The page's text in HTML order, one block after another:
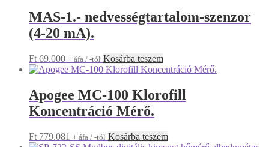
MAS-1.- nedvességtartalom-szenzor
(4-20 mA).
Ft 69.000 + áfa / -tól Kosárba teszem
Apogee MC-100 Klorofill
Koncentráció Mérő.
Ft 779.081 + áfa / -tól Kosárba teszem